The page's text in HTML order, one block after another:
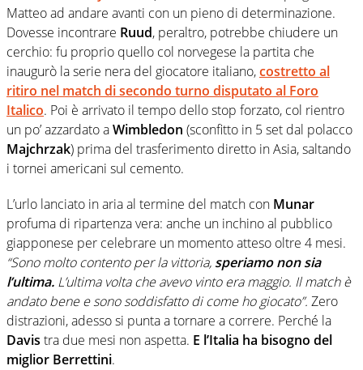
Matteo ad andare avanti con un pieno di determinazione.
Dovesse incontrare Ruud, peraltro, potrebbe chiudere un
cerchio: fu proprio quello col norvegese la partita che
inaugurò la serie nera del giocatore italiano,costretto al
ritiro nel match di secondo turno disputato al Foro
Italico. Poi è arrivato il tempo dello stop forzato, col rientro
un po’ azzardato aWimbledon (sconfitto in 5 set dal polacco
Majchrzak) prima del trasferimento diretto in Asia, saltando
i tornei americani sul cemento.
L’urlo lanciato in aria al termine del match con Munar
profuma di ripartenza vera: anche un inchino al pubblico
giapponese per celebrare un momento atteso oltre 4 mesi.
“Sono molto contento per la vittoria, speriamo non sia
l’ultima. L’ultima volta che avevo vinto era maggio. Il match è
andato bene e sono soddisfatto di come ho giocato”. Zero
distrazioni, adesso si punta a tornare a correre. Perché la
Davis tra due mesi non aspetta. E l’Italia ha bisogno del
miglior Berrettini.